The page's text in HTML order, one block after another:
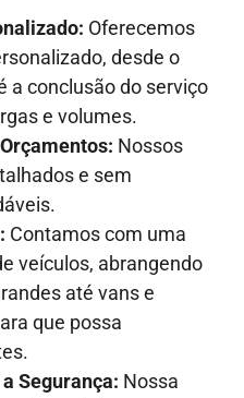
Oferecemos
desde o
a conclusão do serviço
e volumes.
Nossos
e sem
Contamos com uma
veículos, abrangendo
até vans e
que possa
Segurança: Nossa